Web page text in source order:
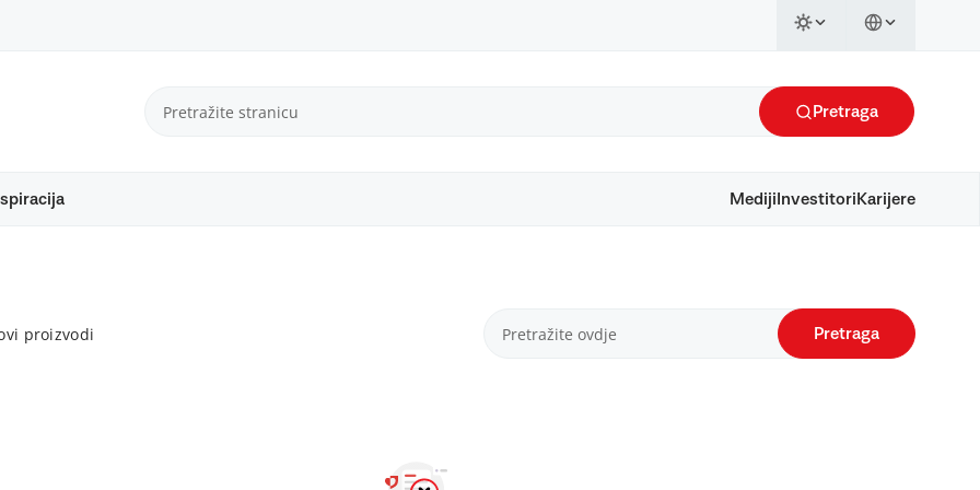
Pretraga
Mediji Investitori Karijere
proizvodi Pretraga